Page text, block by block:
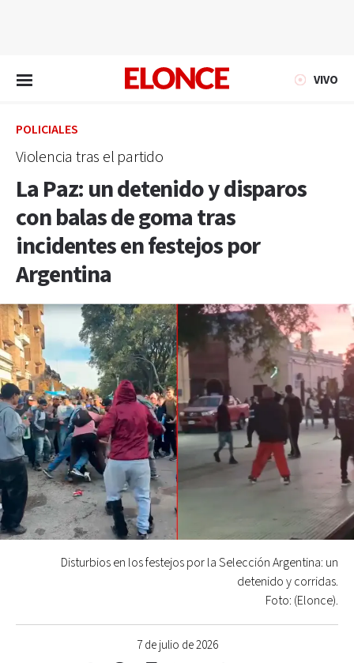
VIVO
POLICIALES
Violencia tras el partido
La Paz: un detenido y disparos
con balas de goma tras
incidentes en festejos por
Argentina
7 de julio de 2026
Disturbios en los festejos por la Selección Argentina: un
detenido y corridas.
Foto: (Elonce).